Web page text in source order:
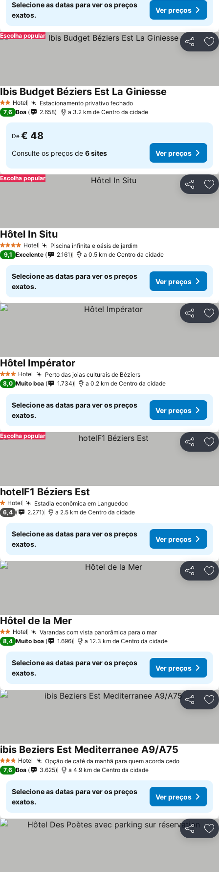
Selecione as datas para ver os preços
exatos.
Ver preços
Partilhar
Escolha popular
2 Estrelas
Hotel Estacionamento privativo fechadoVer preços
Ibis Budget Béziers Est La Giniesse
7,6 Boa 2.658 a 3.2 km de Centro da cidade
De € 48
Consulte os preços de 6 sites Ver preços
Partilhar
Escolha popular
4 EstrelasHotel Piscina infinita e oásis de jardimVer preços
Hôtel In SituVer preços
9,1 Excelente 2.161 a 0.5 km de Centro da cidade
Selecione as datas para ver os preços
exatos.
Ver preços
Partilhar
3 EstrelasHotel Perto das joias culturais de BéziersVer preços
Hôtel Impérator
8,0 Muito boa 1.734 a 0.2 km de Centro da cidade
Selecione as datas para ver os preços
exatos.
Ver preços
Partilhar
Escolha popular
1 Estrelas
Hotel Estadia econômica em Languedoc
hotelF1 Béziers Est
6,4 2.271 a 2.5 km de Centro da cidade
Selecione as datas para ver os preços
exatos.
Ver preços
Partilhar
2 Estrelas
Hotel Varandas com vista panorâmica para o marVer preços
Hôtel de la Mer
8,4 Muito boa 1.696 a 12.3 km de Centro da cidade
Selecione as datas para ver os preços
exatos.
Ver preços
Partilhar
3 EstrelasHotel Opção de café da manhã para quem acorda cedoVer preços
ibis Beziers Est Mediterranee A9/A75
7,6 Boa 3.625 a 4.9 km de Centro da cidade
Selecione as datas para ver os preços
exatos.
Ver preços
Partilhar